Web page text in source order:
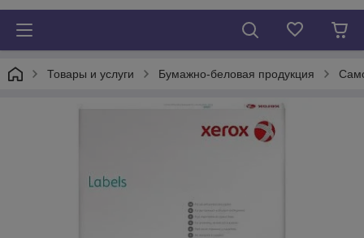
Товары и услуги Бумажно-беловая продукция